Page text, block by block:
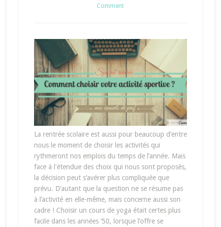
Comment
La rentrée scolaire est aussi pour beaucoup d’entre
nous le moment de choisir les activités qui
rythmeront nos emplois du temps de l’année. Mais
face à l'étendue des choix qui nous sont proposés,
la décision peut s’avérer plus compliquée que
prévu. D’autant que la question ne se résume pas
à l’activité en elle-même, mais concerne aussi son
cadre ! Choisir un cours de yoga était certes plus
facile dans les années ’50, lorsque l’offre se